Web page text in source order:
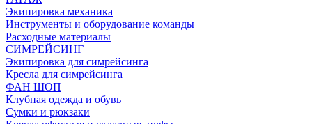
Экипировка механика
Инструменты и оборудование команды
Расходные материалы
СИМРЕЙСИНГ
Экипировка для симрейсинга
Кресла для симрейсинга
ФАН ШОП
Клубная одежда и обувь
Сумки и рюкзаки